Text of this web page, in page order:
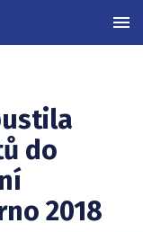
do
2018